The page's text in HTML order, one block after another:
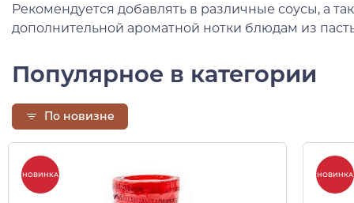
Рекомендуется добавлять в различные соусы, а
дополнительной ароматной нотки блюдам из
Популярное в категории
По новизне
НОВИНКА НОВИНКА